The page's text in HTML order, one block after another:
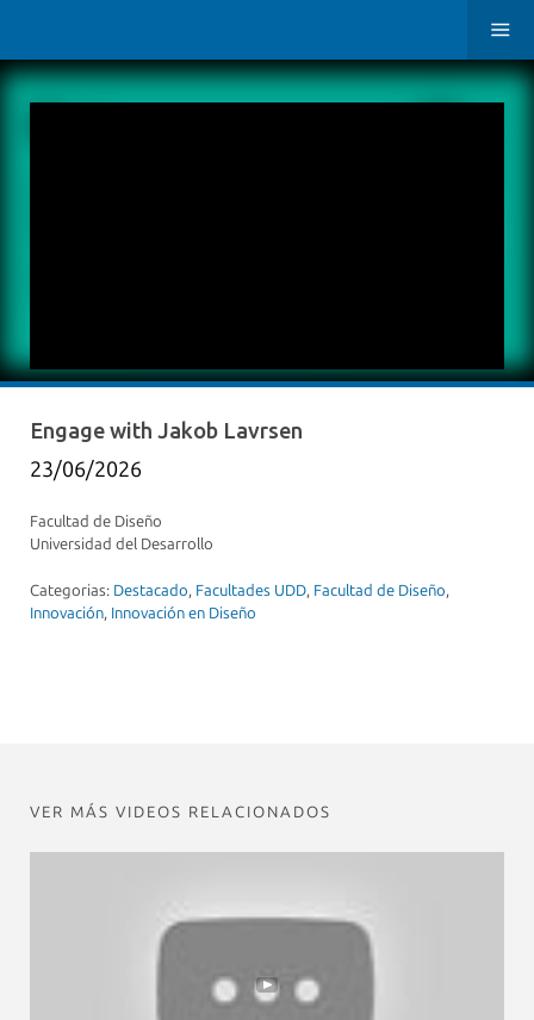
Engage with Jakob Lavrsen
23/06/2026
Facultad de Diseño
Universidad del Desarrollo
Categorias: Destacado, Facultades UDD, Facultad de Diseño,
Innovación, Innovación en Diseño
VER MÁS VIDEOS RELACIONADOS